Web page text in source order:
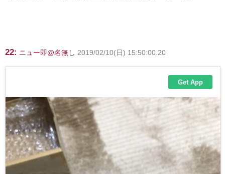
22: ニュー即@名無し 2019/02/10(日) 15:50:00.20